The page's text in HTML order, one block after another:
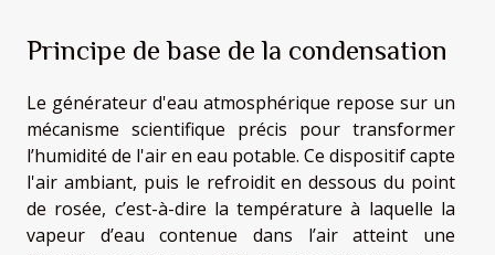
Principe de base de la condensation
Le générateur d'eau atmosphérique repose sur un
mécanisme scientifique précis pour transformer
l’humidité de l'air en eau potable. Ce dispositif capte
l'air ambiant, puis le refroidit en dessous du point
de rosée, c’est-à-dire la température à laquelle la
vapeur d’eau contenue dans l’air atteint une